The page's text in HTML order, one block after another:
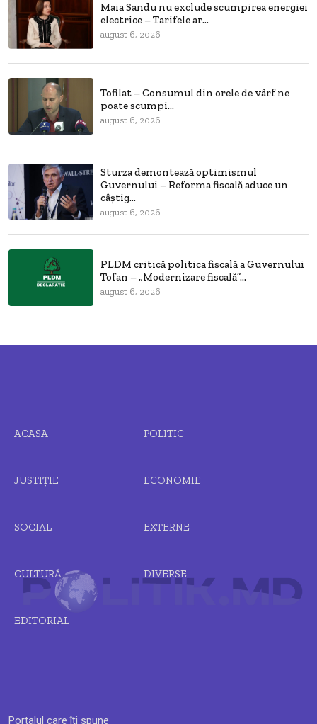
Maia Sandu nu exclude scumpirea energiei
electrice – Tarifele ar...
august 6, 2026
Tofilat – Consumul din orele de vârf ne
poate scumpi...
august 6, 2026
Sturza demontează optimismul
Guvernului – Reforma fiscală aduce un
câștig...
august 6, 2026
PLDM critică politica fiscală a Guvernului
Tofan – „Modernizare fiscală”...
august 6, 2026
Portalul care îți spune
ACASA POLITIC
JUSTIȚIE ECONOMIE
SOCIAL EXTERNE
CULTURĂ DIVERSE
EDITORIAL